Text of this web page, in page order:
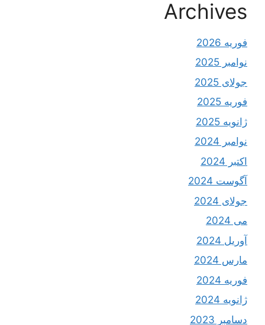
Archives
فوریه 2026
نوامبر 2025
جولای 2025
فوریه 2025
ژانویه 2025
نوامبر 2024
اکتبر 2024
آگوست 2024
جولای 2024
می 2024
آوریل 2024
مارس 2024
فوریه 2024
ژانویه 2024
دسامبر 2023